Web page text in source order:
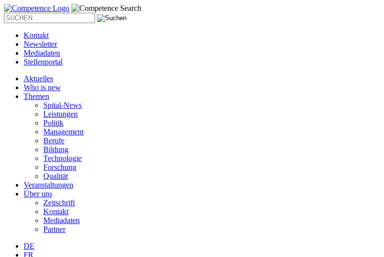
Kontakt
Newsletter
Mediadaten
Stellenportal
Aktuelles
Who is new
Themen
Spital-News
Leistungen
Politik
Management
Berufe
Bildung
Technologie
Forschung
Qualität
Veranstaltungen
Über uns
Zeitschrift
Kontakt
Mediadaten
Partner
DE
FR